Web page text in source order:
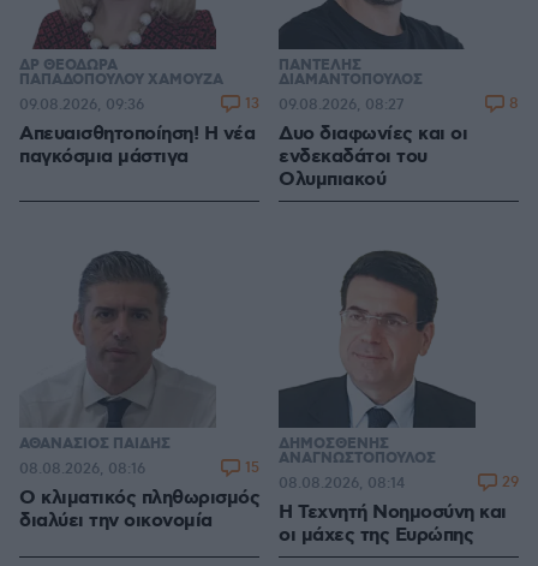
ΔΡ ΘΕΟΔΩΡΑ
ΠΑΠΑΔΟΠΟΥΛΟΥ ΧΑΜΟΥΖΑ
Απευαισθητοποίηση! Η νέα
παγκόσμια μάστιγα
09.08.2026, 09:36 13
ΠΑΝΤΕΛΗΣ
ΔΙΑΜΑΝΤΟΠΟΥΛΟΣ
Δυο διαφωνίες και οι
ενδεκαδάτοι του
Ολυμπιακού
09.08.2026, 08:27 8
ΑΘΑΝΑΣΙΟΣ ΠΑΙΔΗΣ
Ο κλιματικός πληθωρισμός
διαλύει την οικονομία
08.08.2026, 08:16 15
ΔΗΜΟΣΘΕΝΗΣ
ΑΝΑΓΝΩΣΤΟΠΟΥΛΟΣ
H Τεχνητή Νοημοσύνη και
οι μάχες της Ευρώπης
08.08.2026, 08:14 29